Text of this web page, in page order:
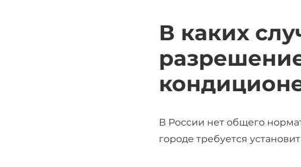
В каких
В России нет общего
городе требуется